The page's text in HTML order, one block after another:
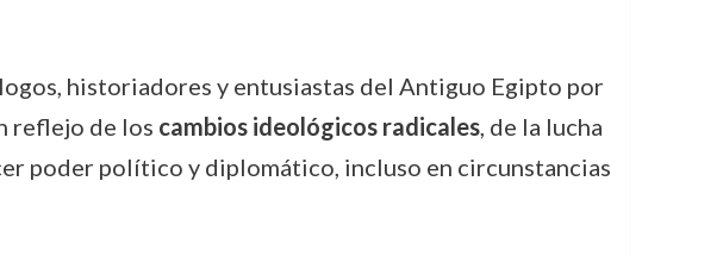
historiadores y entusiastas del Antiguo Egipto por
reflejo de los cambios ideológicos radicales, de la lucha
poder político y diplomático, incluso en circunstancias